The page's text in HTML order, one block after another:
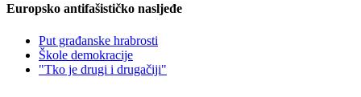
Europsko antifašističko nasljeđe
Put građanske hrabrosti
Škole demokracije
"Tko je drugi i drugačiji"